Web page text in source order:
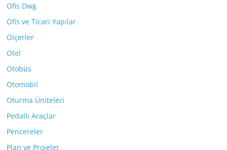
Ofis Dwg
Ofis ve Ticari Yapılar
Ölçerler
Otel
Otobüs
Otomobil
Oturma Üniteleri
Pedallı Araçlar
Pencereler
Plan ve Projeler